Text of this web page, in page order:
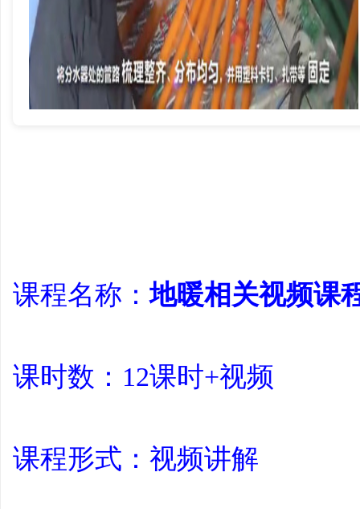
课程名称：地暖相关视频课
课时数：12课时+视频
课程形式：视频讲解